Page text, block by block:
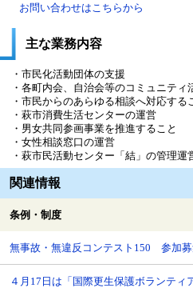
お問い合わせはこちらから
主な業務内容
・市民化活動団体の支援
・各町内会、自治会等のコミュニティ
・市民からのあらゆる相談へ対応する
・萩市消費生活センターの運営
・男女共同参画事業を推進すること
・女性相談窓口の運営
・萩市民活動センター「結」の管理運
関連情報
条例・制度
無事故・無違反コンテスト150 参加
４月17日は「国際更生保護ボランティ